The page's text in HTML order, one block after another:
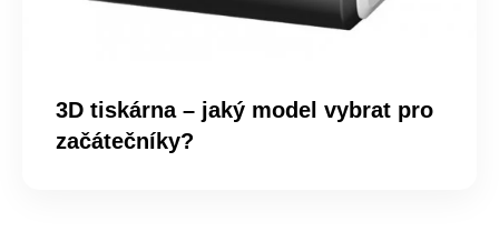
3D tiskárna – jaký model vybrat pro
začátečníky?